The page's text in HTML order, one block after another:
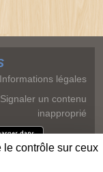
Informations légales
Signaler un contenu
inapproprié
contrôle sur ceux